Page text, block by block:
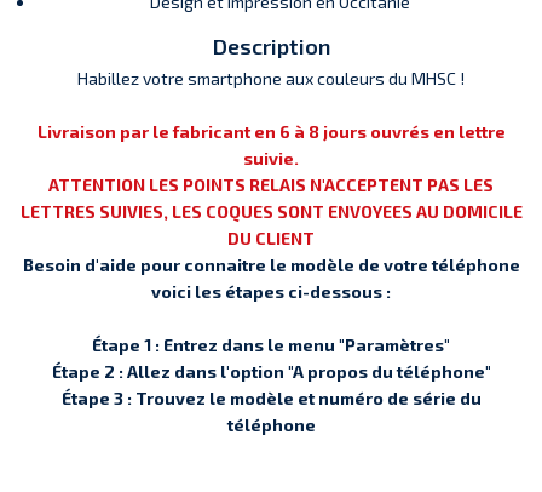
Description
Habillez votre smartphone aux couleurs du MHSC !
Livraison par le fabricant en 6 à 8 jours ouvrés en lettre
suivie.
ATTENTION LES POINTS RELAIS N'ACCEPTENT PAS LES
LETTRES SUIVIES, LES COQUES SONT ENVOYEES AU DOMICILE
DU CLIENT
Besoin d'aide pour connaitre le modèle de votre téléphone
voici les étapes ci-dessous :
Étape 1 : Entrez dans le menu "Paramètres"
Étape 2 : Allez dans l'option "A propos du téléphone"
Étape 3 : Trouvez le modèle et numéro de série du
téléphone